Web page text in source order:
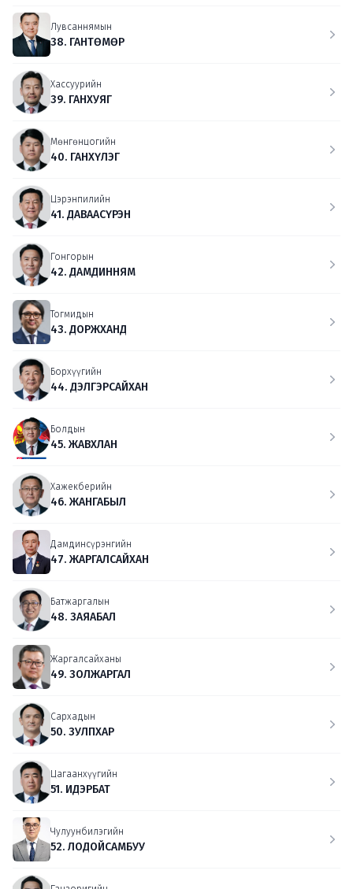
Лувсаннямын
38. ГАНТӨМӨР
Хассуурийн
39. ГАНХУЯГ
Мөнгөнцогийн
40. ГАНХҮЛЭГ
Цэрэнпилийн
41. ДАВААСҮРЭН
Гонгорын
42. ДАМДИННЯМ
Тогмидын
43. ДОРЖХАНД
Борхүүгийн
44. ДЭЛГЭРСАЙХАН
Болдын
45. ЖАВХЛАН
Хажекберийн
46. ЖАНГАБЫЛ
Дамдинсүрэнгийн
47. ЖАРГАЛСАЙХАН
Батжаргалын
48. ЗАЯАБАЛ
Жаргалсайханы
49. ЗОЛЖАРГАЛ
Сархадын
50. ЗУЛПХАР
Цагаанхүүгийн
51. ИДЭРБАТ
Чулуунбилэгийн
52. ЛОДОЙСАМБУУ